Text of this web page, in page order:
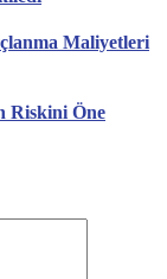
Maliyetleri
Riskini Öne